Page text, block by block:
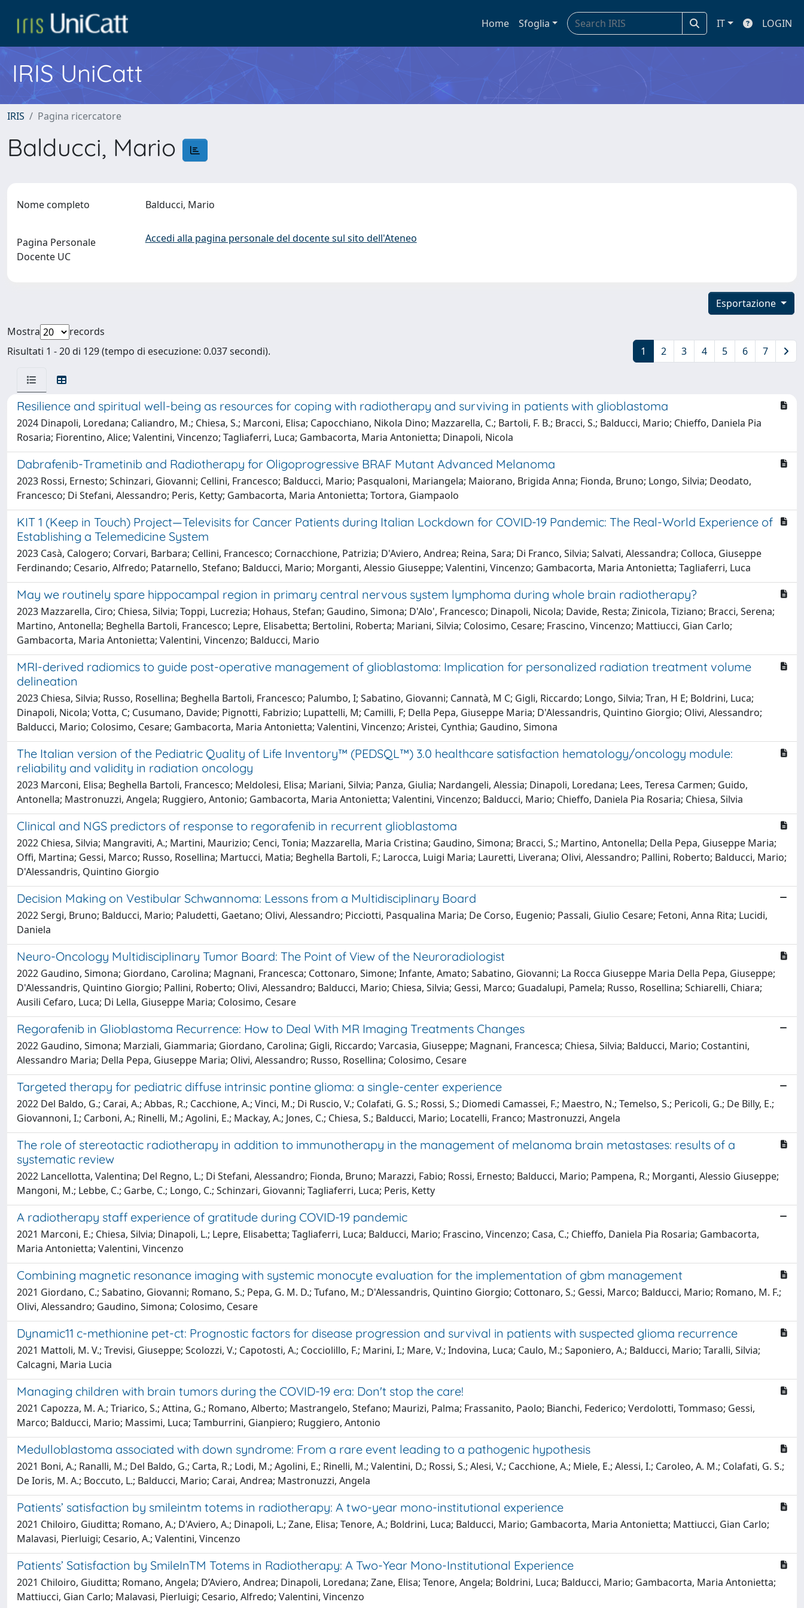
Home Sfoglia IT LOGIN
IRIS UniCatt
IRIS Pagina ricercatore
Balducci, Mario
Nome completo Balducci, Mario
Pagina Personale
Docente UC
Accedi alla pagina personale del docente sul sito dell'Ateneo
Esportazione
Mostra
records
Risultati 1 - 20 di 129 (tempo di esecuzione: 0.037 secondi).
1 2 3 4 5 6 7
Resilience and spiritual well-being as resources for coping with radiotherapy and surviving in patients with glioblastoma
2024 Dinapoli, Loredana; Caliandro, M.; Chiesa, S.; Marconi, Elisa; Capocchiano, Nikola Dino; Mazzarella, C.; Bartoli, F. B.; Bracci, S.; Balducci, Mario; Chieffo, Daniela Pia
Rosaria; Fiorentino, Alice; Valentini, Vincenzo; Tagliaferri, Luca; Gambacorta, Maria Antonietta; Dinapoli, Nicola
Dabrafenib-Trametinib and Radiotherapy for Oligoprogressive BRAF Mutant Advanced Melanoma
2023 Rossi, Ernesto; Schinzari, Giovanni; Cellini, Francesco; Balducci, Mario; Pasqualoni, Mariangela; Maiorano, Brigida Anna; Fionda, Bruno; Longo, Silvia; Deodato,
Francesco; Di Stefani, Alessandro; Peris, Ketty; Gambacorta, Maria Antonietta; Tortora, Giampaolo
KIT 1 (Keep in Touch) Project—Televisits for Cancer Patients during Italian Lockdown for COVID-19 Pandemic: The Real-World Experience of
Establishing a Telemedicine System
2023 Casà, Calogero; Corvari, Barbara; Cellini, Francesco; Cornacchione, Patrizia; D'Aviero, Andrea; Reina, Sara; Di Franco, Silvia; Salvati, Alessandra; Colloca, Giuseppe
Ferdinando; Cesario, Alfredo; Patarnello, Stefano; Balducci, Mario; Morganti, Alessio Giuseppe; Valentini, Vincenzo; Gambacorta, Maria Antonietta; Tagliaferri, Luca
May we routinely spare hippocampal region in primary central nervous system lymphoma during whole brain radiotherapy?
2023 Mazzarella, Ciro; Chiesa, Silvia; Toppi, Lucrezia; Hohaus, Stefan; Gaudino, Simona; D'Alo', Francesco; Dinapoli, Nicola; Davide, Resta; Zinicola, Tiziano; Bracci, Serena;
Martino, Antonella; Beghella Bartoli, Francesco; Lepre, Elisabetta; Bertolini, Roberta; Mariani, Silvia; Colosimo, Cesare; Frascino, Vincenzo; Mattiucci, Gian Carlo;
Gambacorta, Maria Antonietta; Valentini, Vincenzo; Balducci, Mario
MRI-derived radiomics to guide post-operative management of glioblastoma: Implication for personalized radiation treatment volume
delineation
2023 Chiesa, Silvia; Russo, Rosellina; Beghella Bartoli, Francesco; Palumbo, I; Sabatino, Giovanni; Cannatà, M C; Gigli, Riccardo; Longo, Silvia; Tran, H E; Boldrini, Luca;
Dinapoli, Nicola; Votta, C; Cusumano, Davide; Pignotti, Fabrizio; Lupattelli, M; Camilli, F; Della Pepa, Giuseppe Maria; D'Alessandris, Quintino Giorgio; Olivi, Alessandro;
Balducci, Mario; Colosimo, Cesare; Gambacorta, Maria Antonietta; Valentini, Vincenzo; Aristei, Cynthia; Gaudino, Simona
The Italian version of the Pediatric Quality of Life Inventory™ (PEDSQL™) 3.0 healthcare satisfaction hematology/oncology module:
reliability and validity in radiation oncology
2023 Marconi, Elisa; Beghella Bartoli, Francesco; Meldolesi, Elisa; Mariani, Silvia; Panza, Giulia; Nardangeli, Alessia; Dinapoli, Loredana; Lees, Teresa Carmen; Guido,
Antonella; Mastronuzzi, Angela; Ruggiero, Antonio; Gambacorta, Maria Antonietta; Valentini, Vincenzo; Balducci, Mario; Chieffo, Daniela Pia Rosaria; Chiesa, Silvia
Clinical and NGS predictors of response to regorafenib in recurrent glioblastoma
2022 Chiesa, Silvia; Mangraviti, A.; Martini, Maurizio; Cenci, Tonia; Mazzarella, Maria Cristina; Gaudino, Simona; Bracci, S.; Martino, Antonella; Della Pepa, Giuseppe Maria;
Offi, Martina; Gessi, Marco; Russo, Rosellina; Martucci, Matia; Beghella Bartoli, F.; Larocca, Luigi Maria; Lauretti, Liverana; Olivi, Alessandro; Pallini, Roberto; Balducci, Mario;
D'Alessandris, Quintino Giorgio
Decision Making on Vestibular Schwannoma: Lessons from a Multidisciplinary Board
2022 Sergi, Bruno; Balducci, Mario; Paludetti, Gaetano; Olivi, Alessandro; Picciotti, Pasqualina Maria; De Corso, Eugenio; Passali, Giulio Cesare; Fetoni, Anna Rita; Lucidi,
Daniela
Neuro-Oncology Multidisciplinary Tumor Board: The Point of View of the Neuroradiologist
2022 Gaudino, Simona; Giordano, Carolina; Magnani, Francesca; Cottonaro, Simone; Infante, Amato; Sabatino, Giovanni; La Rocca Giuseppe Maria Della Pepa, Giuseppe;
D'Alessandris, Quintino Giorgio; Pallini, Roberto; Olivi, Alessandro; Balducci, Mario; Chiesa, Silvia; Gessi, Marco; Guadalupi, Pamela; Russo, Rosellina; Schiarelli, Chiara;
Ausili Cefaro, Luca; Di Lella, Giuseppe Maria; Colosimo, Cesare
Regorafenib in Glioblastoma Recurrence: How to Deal With MR Imaging Treatments Changes
2022 Gaudino, Simona; Marziali, Giammaria; Giordano, Carolina; Gigli, Riccardo; Varcasia, Giuseppe; Magnani, Francesca; Chiesa, Silvia; Balducci, Mario; Costantini,
Alessandro Maria; Della Pepa, Giuseppe Maria; Olivi, Alessandro; Russo, Rosellina; Colosimo, Cesare
Targeted therapy for pediatric diffuse intrinsic pontine glioma: a single-center experience
2022 Del Baldo, G.; Carai, A.; Abbas, R.; Cacchione, A.; Vinci, M.; Di Ruscio, V.; Colafati, G. S.; Rossi, S.; Diomedi Camassei, F.; Maestro, N.; Temelso, S.; Pericoli, G.; De Billy, E.;
Giovannoni, I.; Carboni, A.; Rinelli, M.; Agolini, E.; Mackay, A.; Jones, C.; Chiesa, S.; Balducci, Mario; Locatelli, Franco; Mastronuzzi, Angela
The role of stereotactic radiotherapy in addition to immunotherapy in the management of melanoma brain metastases: results of a
systematic review
2022 Lancellotta, Valentina; Del Regno, L.; Di Stefani, Alessandro; Fionda, Bruno; Marazzi, Fabio; Rossi, Ernesto; Balducci, Mario; Pampena, R.; Morganti, Alessio Giuseppe;
Mangoni, M.; Lebbe, C.; Garbe, C.; Longo, C.; Schinzari, Giovanni; Tagliaferri, Luca; Peris, Ketty
A radiotherapy staff experience of gratitude during COVID-19 pandemic
2021 Marconi, E.; Chiesa, Silvia; Dinapoli, L.; Lepre, Elisabetta; Tagliaferri, Luca; Balducci, Mario; Frascino, Vincenzo; Casa, C.; Chieffo, Daniela Pia Rosaria; Gambacorta,
Maria Antonietta; Valentini, Vincenzo
Combining magnetic resonance imaging with systemic monocyte evaluation for the implementation of gbm management
2021 Giordano, C.; Sabatino, Giovanni; Romano, S.; Pepa, G. M. D.; Tufano, M.; D'Alessandris, Quintino Giorgio; Cottonaro, S.; Gessi, Marco; Balducci, Mario; Romano, M. F.;
Olivi, Alessandro; Gaudino, Simona; Colosimo, Cesare
Dynamic11 c-methionine pet-ct: Prognostic factors for disease progression and survival in patients with suspected glioma recurrence
2021 Mattoli, M. V.; Trevisi, Giuseppe; Scolozzi, V.; Capotosti, A.; Cocciolillo, F.; Marini, I.; Mare, V.; Indovina, Luca; Caulo, M.; Saponiero, A.; Balducci, Mario; Taralli, Silvia;
Calcagni, Maria Lucia
Managing children with brain tumors during the COVID-19 era: Don't stop the care!
2021 Capozza, M. A.; Triarico, S.; Attina, G.; Romano, Alberto; Mastrangelo, Stefano; Maurizi, Palma; Frassanito, Paolo; Bianchi, Federico; Verdolotti, Tommaso; Gessi,
Marco; Balducci, Mario; Massimi, Luca; Tamburrini, Gianpiero; Ruggiero, Antonio
Medulloblastoma associated with down syndrome: From a rare event leading to a pathogenic hypothesis
2021 Boni, A.; Ranalli, M.; Del Baldo, G.; Carta, R.; Lodi, M.; Agolini, E.; Rinelli, M.; Valentini, D.; Rossi, S.; Alesi, V.; Cacchione, A.; Miele, E.; Alessi, I.; Caroleo, A. M.; Colafati, G. S.;
De Ioris, M. A.; Boccuto, L.; Balducci, Mario; Carai, Andrea; Mastronuzzi, Angela
Patients’ satisfaction by smileintm totems in radiotherapy: A two-year mono-institutional experience
2021 Chiloiro, Giuditta; Romano, A.; D'Aviero, A.; Dinapoli, L.; Zane, Elisa; Tenore, A.; Boldrini, Luca; Balducci, Mario; Gambacorta, Maria Antonietta; Mattiucci, Gian Carlo;
Malavasi, Pierluigi; Cesario, A.; Valentini, Vincenzo
Patients’ Satisfaction by SmileInTM Totems in Radiotherapy: A Two-Year Mono-Institutional Experience
2021 Chiloiro, Giuditta; Romano, Angela; D’Aviero, Andrea; Dinapoli, Loredana; Zane, Elisa; Tenore, Angela; Boldrini, Luca; Balducci, Mario; Gambacorta, Maria Antonietta;
Mattiucci, Gian Carlo; Malavasi, Pierluigi; Cesario, Alfredo; Valentini, Vincenzo